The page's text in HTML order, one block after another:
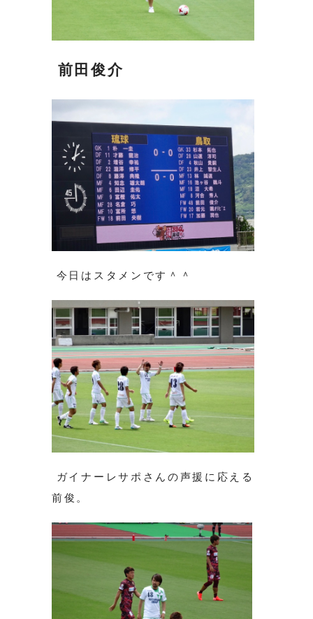
前田俊介
今日はスタメンです＾＾
ガイナーレサポさんの声援に応える
前俊。